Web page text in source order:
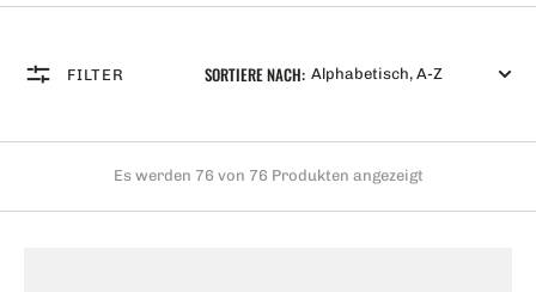
FILTER
Es werden 76 von 76 Produkten angezeigt
SORTIERE NACH: